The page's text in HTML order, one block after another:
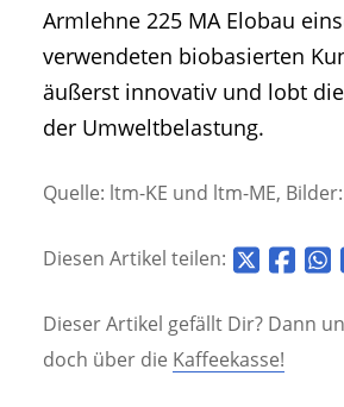
Armlehne 225 MA Elobau
verwendeten biobasierten
äußerst innovativ und lobt
der Umweltbelastung.
Quelle: ltm-KE und ltm-ME,
Diesen Artikel teilen:
Dieser Artikel gefällt Dir? Dann
doch über die Kaffeekasse!